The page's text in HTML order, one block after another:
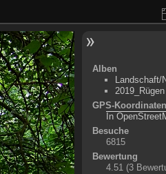
Alben
Landschaft/
2019_Rügen
GPS-Koordinaten
+
-
©
In
Besuche
6815
Bewertung
4.51 (3